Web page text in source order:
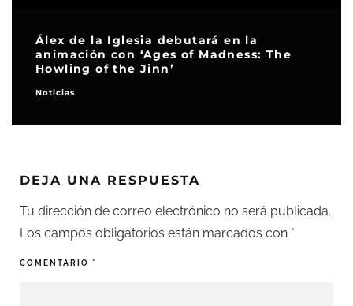
Álex de la Iglesia debutará en la
animación con ‘Ages of Madness: The
Howling of the Jinn’
Noticias
DEJA UNA RESPUESTA
Tu dirección de correo electrónico no será publicada.
Los campos obligatorios están marcados con *
COMENTARIO *